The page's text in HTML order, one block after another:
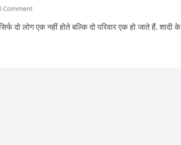
Comment
दो लोग एक नहीं होते बल्कि दो परिवार एक हो जाते हैं. शादी के